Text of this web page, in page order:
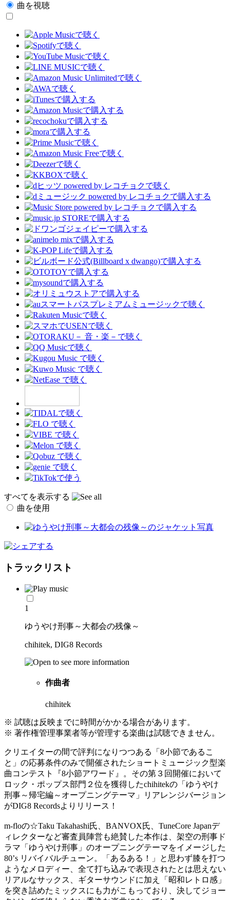
曲を視聴
すべてを表示する
曲を使用
トラックリスト
1
ゆうやけ刑事～大都会の残像～
chihitek, DIG8 Records
作曲者
chihitek
※ 試聴は反映までに時間がかかる場合があります。
※ 著作権管理事業者等が管理する楽曲は試聴できません。
クリエイターの間で評判になりつつある「8小節であるこ
と」の応募条件のみで開催されたショートミュージック型楽
曲コンテスト『8小節アワード』。その第３回開催において
ロック・ポップス部門２位を獲得したchihitekの「ゆうやけ
刑事～帰宅編～オープニングテーマ」リアレンジバージョン
がDIG8 Recordsよりリリース！
m-floの☆Taku Takahashi氏、BANVOX氏、TuneCore Japanデ
ィレクターなど審査員陣営も絶賛した本作は、架空の刑事ド
ラマ「ゆうやけ刑事」のオープニングテーマをイメージした
80’s リバイバルチューン。「あるある！」と思わず膝を打つ
ようなメロディー、全て打ち込みで表現されたとは思えない
リアルなサックス、ギターサウンドに加え「昭和レトロ感」
を突き詰めたミックスにも力がこもっており、決してジョー